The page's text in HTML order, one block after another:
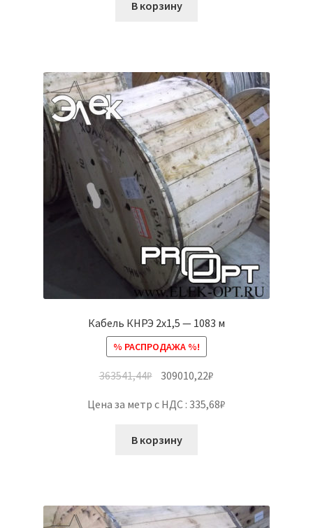
В корзину
Кабель КНРЭ 2х1,5 — 1083 м
% РАСПРОДАЖА %!
363541,44₽ 309010,22₽
Цена за метр с НДС : 335,68₽
В корзину